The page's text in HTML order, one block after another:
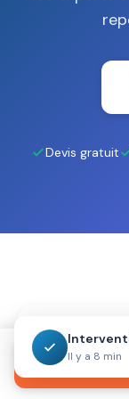
Devis gratuit
UnIl y a 8 min